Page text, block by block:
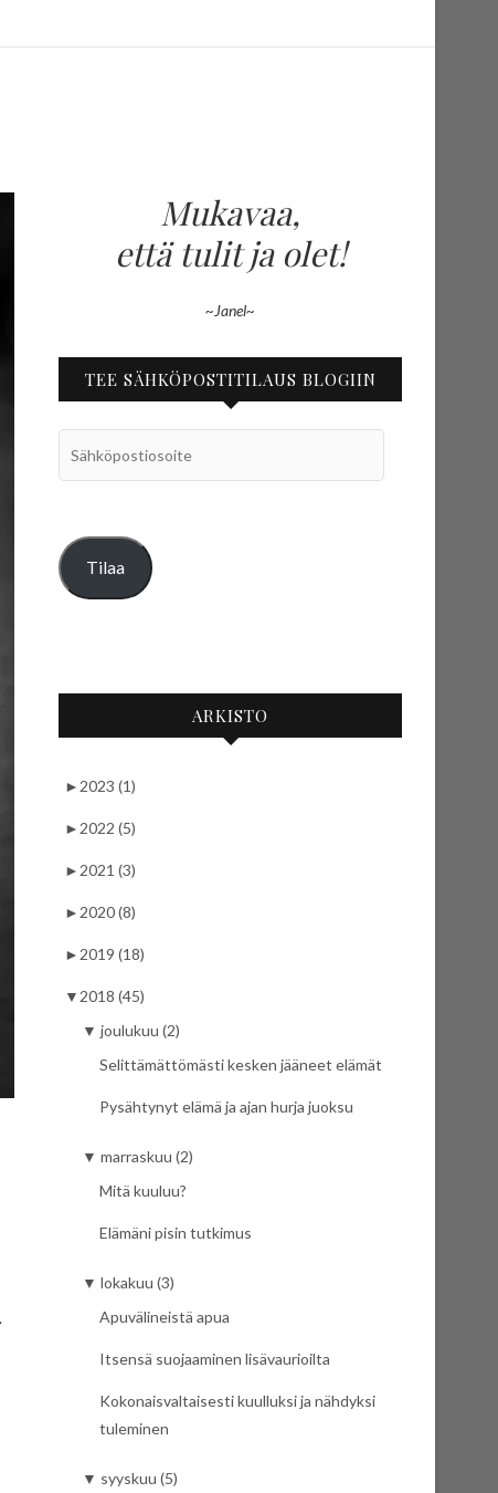
Mukavaa,
että tulit ja olet!
~Janel~
TEE SÄHKÖPOSTITILAUS BLOGIIN
Tilaa
ARKISTO
► 2023 (1)
► 2022 (5)
► 2021 (3)
► 2020 (8)
► 2019 (18)
▼ 2018 (45)
▼ joulukuu (2)
Selittämättömästi kesken jääneet elämät
Pysähtynyt elämä ja ajan hurja juoksu
▼ marraskuu (2)
Mitä kuuluu?
Elämäni pisin tutkimus
▼ lokakuu (3)
Apuvälineistä apua
Itsensä suojaaminen lisävaurioilta
Kokonaisvaltaisesti kuulluksi ja nähdyksi
tuleminen
▼ syyskuu (5)